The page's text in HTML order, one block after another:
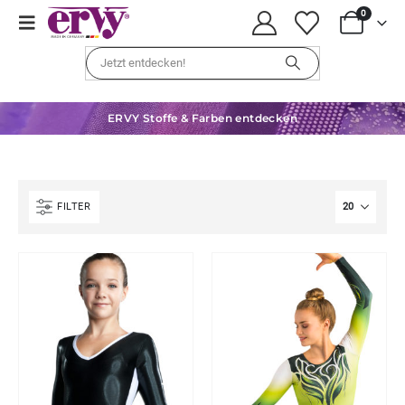
0
ERVY Stoffe & Farben entdecken
FILTER